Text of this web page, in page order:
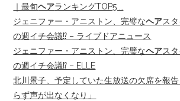
｜最旬ヘアランキングTOP5 …
ジェニファー・アニストン、完璧なヘアス
の週イチ会議⁉︎ – ライブドアニュース
ジェニファー・アニストン、完璧なヘアス
の週イチ会議⁉︎ – ELLE
北川景子、予定していた生放送の欠席を報
らず声が出なくなり」